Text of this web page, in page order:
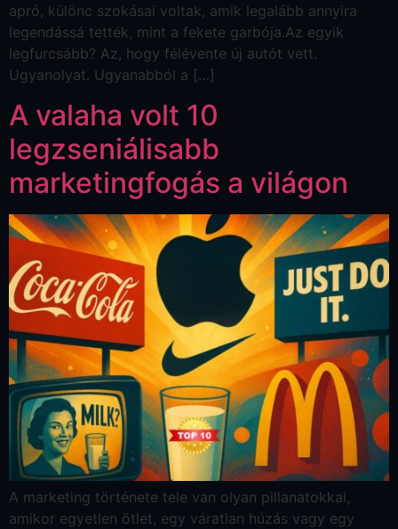
apró, különc szokásai voltak, amik legalább annyira
legendássá tették, mint a fekete garbója.Az egyik
legfurcsább? Az, hogy félévente új autót vett.
Ugyanolyat. Ugyanabból a […]
A valaha volt 10
legzseniálisabb
marketingfogás a világon
A marketing története tele van olyan pillanatokkal,
amikor egyetlen ötlet, egy váratlan húzás vagy egy